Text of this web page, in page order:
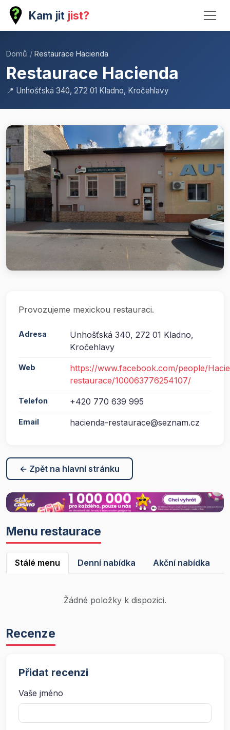
Kam jit jist?
Domů / Restaurace Hacienda
Restaurace Hacienda
📍 Unhošťská 340, 272 01 Kladno, Kročehlavy
Provozujeme mexickou restauraci.
Adresa
Unhošťská 340, 272 01 Kladno,
Kročehlavy
Web
https://www.facebook.com/people/
restaurace/100063776254107/
Telefon +420 770 639 995
Email hacienda-restaurace@seznam.cz
← Zpět na hlavní stránku
Menu restaurace
Stálé menu Denní nabídka Akční nabídka
Žádné položky k dispozici.
Recenze
Přidat recenzi
Vaše jméno